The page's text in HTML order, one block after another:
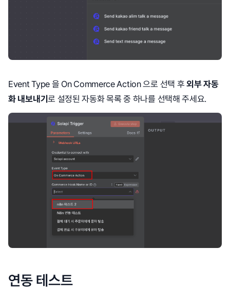
Event Type 을 On Commerce Action 으로 선택 후 외부 자동
화 내보내기로 설정된 자동화 목록 중 하나를 선택해 주세요.
연동 테스트